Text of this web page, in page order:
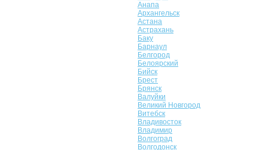
Анапа
Архангельск
Астана
Астрахань
Баку
Барнаул
Белгород
Белоярский
Бийск
Брест
Брянск
Валуйки
Великий Новгород
Витебск
Владивосток
Владимир
Волгоград
Волгодонск